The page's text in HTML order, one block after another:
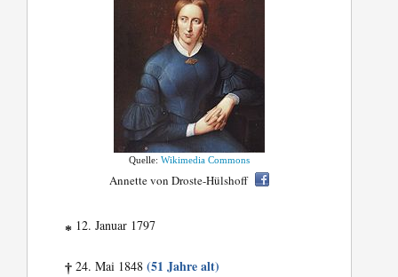
Quelle:Wikimedia Commons
Annette von Droste-Hülshoff
* 12. Januar 1797
† 24. Mai 1848(51 Jahre alt)